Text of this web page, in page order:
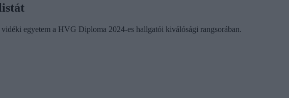
egyetem a HVG Diploma 2024-es hallgatói kiválósági rangsorában.